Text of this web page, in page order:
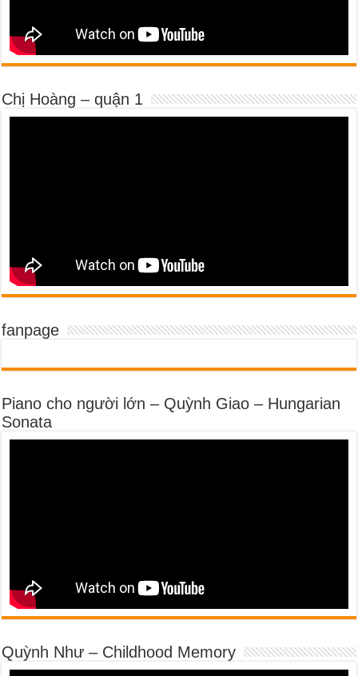
Chị Hoàng – quận 1
fanpage
Piano cho người lớn – Quỳnh Giao – Hungarian
Sonata
Quỳnh Như – Childhood Memory